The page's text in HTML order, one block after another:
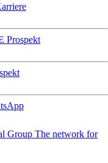
Prospekt
App
Group The network for